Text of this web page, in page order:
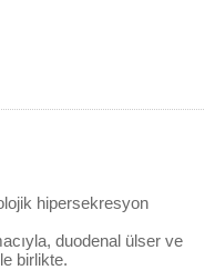
hipersekresyon
duodenal ülser ve
birlikte.